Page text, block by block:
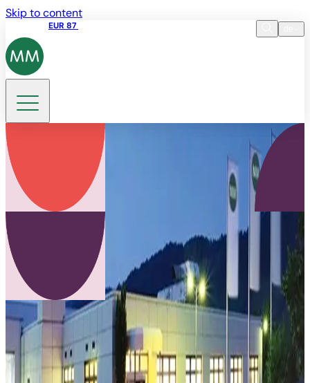
Skip to content
EUR 87
DE
Suche
MM Packaging Caesar
GmbH